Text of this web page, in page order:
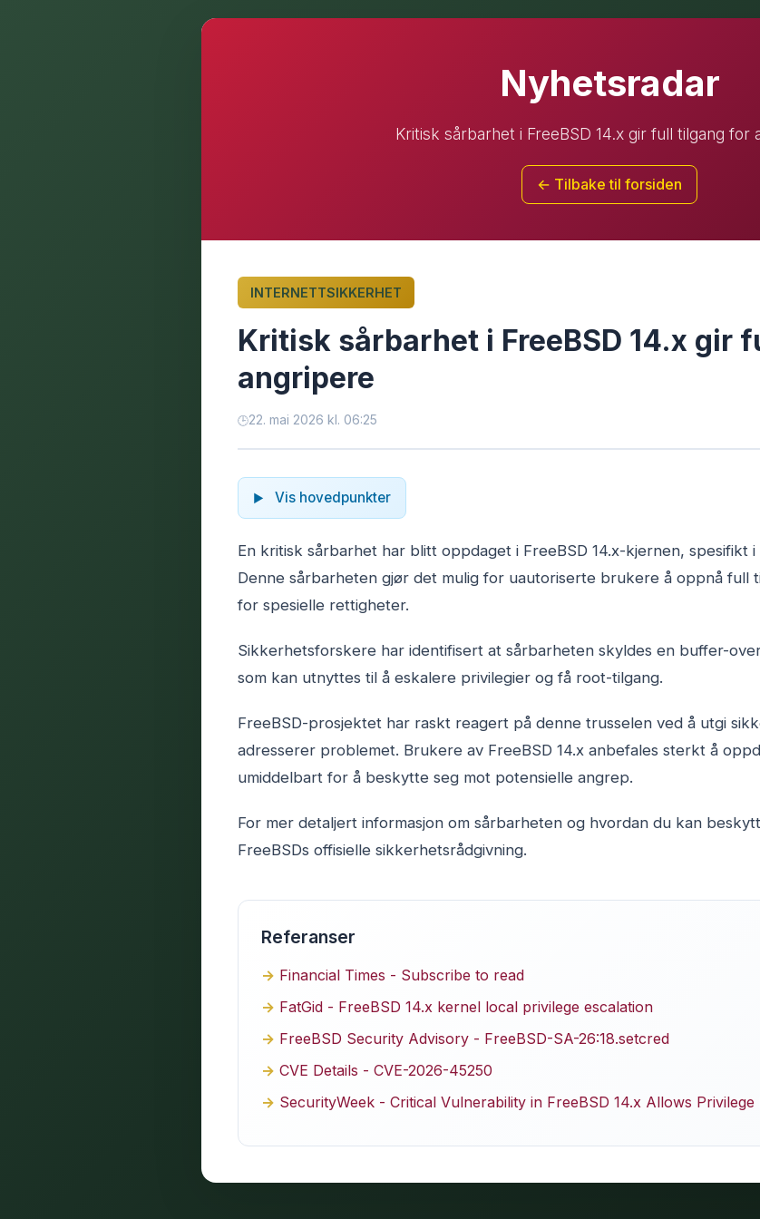
Nyhetsradar
Kritisk sårbarhet i FreeBSD 14.x gir full tilgang for
← Tilbake til forsiden
INTERNETTSIKKERHET
Kritisk sårbarhet i FreeBSD 14.x gir
angripere
22. mai 2026 kl. 06:25
Vis hovedpunkter
En kritisk sårbarhet har blitt oppdaget i FreeBSD 14.x-kjernen, spesifikt
Denne sårbarheten gjør det mulig for uautoriserte brukere å oppnå full
for spesielle rettigheter.
Sikkerhetsforskere har identifisert at sårbarheten skyldes en buffer-
som kan utnyttes til å eskalere privilegier og få root-tilgang.
FreeBSD-prosjektet har raskt reagert på denne trusselen ved å utgi
adresserer problemet. Brukere av FreeBSD 14.x anbefales sterkt å
umiddelbart for å beskytte seg mot potensielle angrep.
For mer detaljert informasjon om sårbarheten og hvordan du kan
FreeBSDs offisielle sikkerhetsrådgivning.
Referanser
Financial Times - Subscribe to read
FatGid - FreeBSD 14.x kernel local privilege escalation
FreeBSD Security Advisory - FreeBSD-SA-26:18.setcred
CVE Details - CVE-2026-45250
SecurityWeek - Critical Vulnerability in FreeBSD 14.x Allows Privilege